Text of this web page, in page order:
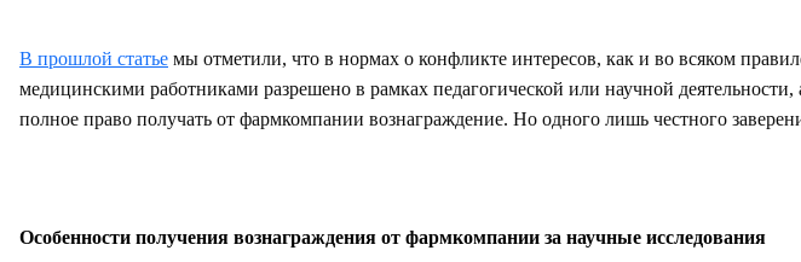
В прошлой статье мы отметили, что в нормах о конфликте интересов, как и во всяком
медицинскими работниками разрешено в рамках педагогической или научной
полное право получать от фармкомпании вознаграждение. Но одного лишь честного
Особенности получения вознаграждения от фармкомпании за научные исследования